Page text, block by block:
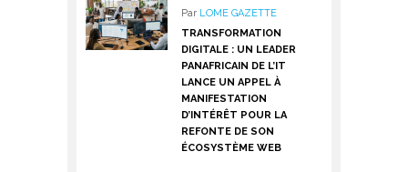
Par LOME GAZETTE
TRANSFORMATION
DIGITALE : UN LEADER
PANAFRICAIN DE L’IT
LANCE UN APPEL À
MANIFESTATION
D’INTÉRÊT POUR LA
REFONTE DE SON
ÉCOSYSTÈME WEB